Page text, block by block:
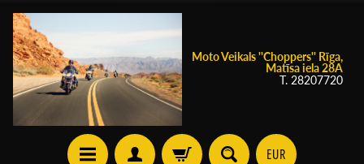
Moto Veikals ''Choppers'' Rīga,
Matīsa iela 28A
T. 28207720
EUR